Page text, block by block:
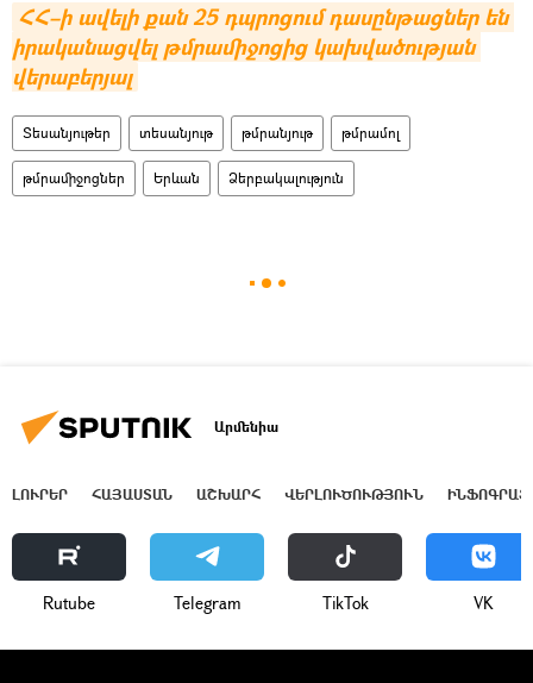
ՀՀ–ի ավելի քան 25 դպրոցում դասընթացներ են
իրականացվել թմրամիջոցից կախվածության
վերաբերյալ
Տեսանյութեր տեսանյութ թմրանյութ թմրամոլ
թմրամիջոցներ Երևան Ձերբակալություն
Արմենիա
ԼՈՒՐԵՐ ՀԱՅԱՍՏԱՆ ԱՇԽԱՐՀ ՎԵՐԼՈՒԾՈՒԹՅՈՒՆ
Rutube Telegram ТikТоk VK